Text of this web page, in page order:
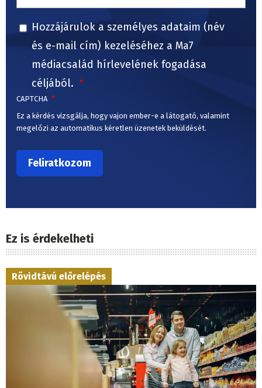
Hozzájárulok a személyes adataim (név
és e-mail cím) kezeléséhez a Ma7
médiacsalád hírlevelének fogadása
céljából.
CAPTCHA
Ez a kérdés vizsgálja, hogy vajon ember-e a látogató, valamint
megelőzi az automatikus kéretlen üzenetek beküldését.
Ez is érdekelheti
Rövidtávú előrelépés